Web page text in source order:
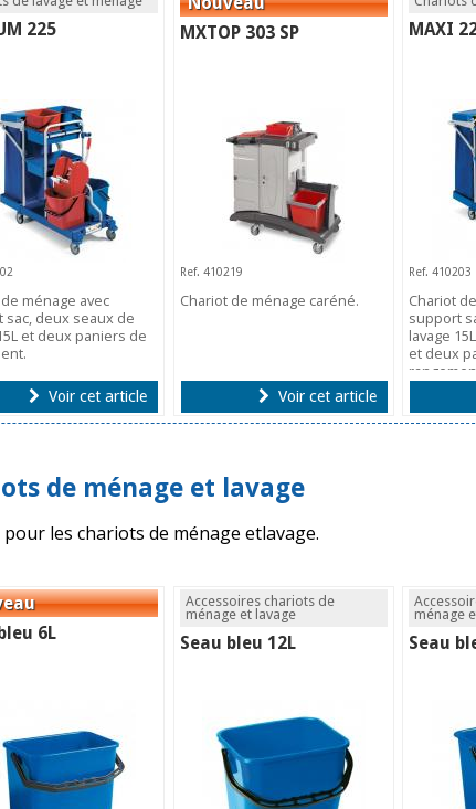
225
ménage avec
sac, deux seaux de
et deux paniers de
Voir cet article
MXTOP 303 SP
Ref. 410219
Chariot de ménage caréné.
Voir cet article
MAXI
Ref. 410203
Chariot
support
lavage
et deux
de ménage et lavage
les chariots de ménage etlavage.
6L
Accessoires chariots de
ménage et lavage
Seau bleu 12L
ménage
Seau